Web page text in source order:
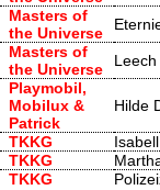
Masters of
the Universe
Masters of
the Universe
Leech
Playmobil,
Mobilux &
Patrick
Hilde
TKKG
TKKG
TKKG